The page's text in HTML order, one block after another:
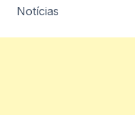
Prefeitura amplia
equipamentos em
Notícias